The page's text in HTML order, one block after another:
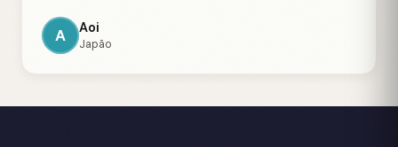
A Aoi
Japão